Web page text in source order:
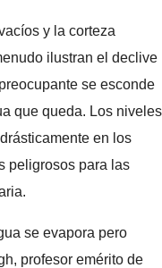
y la corteza
ilustran el declive
se esconde
que queda. Los niveles
en los
peligrosos para las
se evapora pero
profesor emérito de